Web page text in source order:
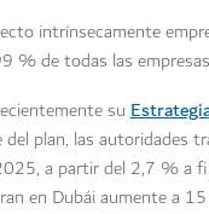
intrínsecamente
% de todas las
su
plan, las autoridades
a partir del 2,7 % a
en Dubái aumente a